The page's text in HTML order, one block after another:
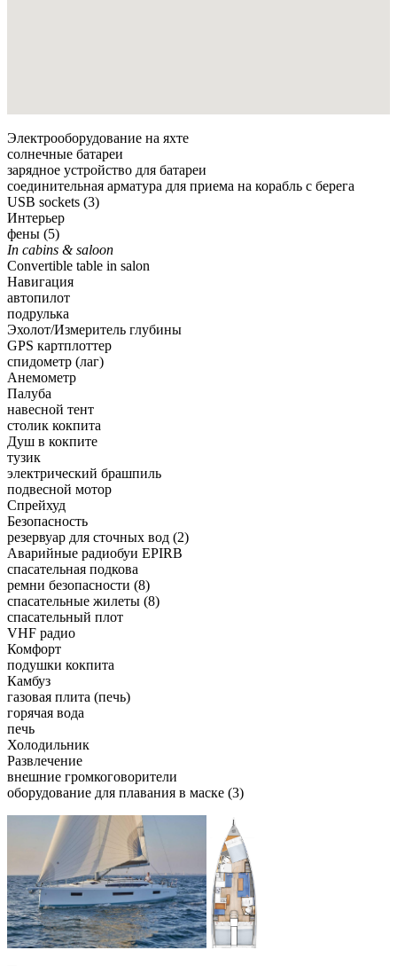
Электрооборудование на яхте
солнечные батареи
зарядное устройство для батареи
соединительная арматура для приема на корабль с берега
USB sockets (3)
Интерьер
фены (5)
In cabins & saloon
Convertible table in salon
Навигация
автопилот
подрулька
Эхолот/Измеритель глубины
GPS картплоттер
спидометр (лаг)
Анемометр
Палуба
навесной тент
столик кокпита
Душ в кокпите
тузик
электрический брашпиль
подвесной мотор
Спрейхуд
Безопасность
резервуар для сточных вод (2)
Аварийные радиобуи EPIRB
спасательная подкова
ремни безопасности (8)
спасательные жилеты (8)
спасательный плот
VHF радио
Комфорт
подушки кокпита
Камбуз
газовая плита (печь)
горячая вода
печь
Холодильник
Развлечение
внешние громкоговорители
оборудование для плавания в маске (3)